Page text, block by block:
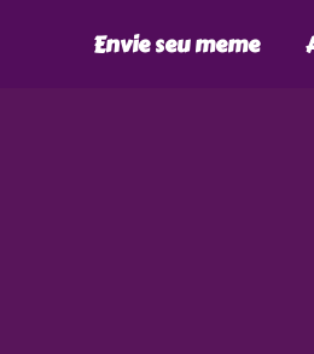
Envie seu meme